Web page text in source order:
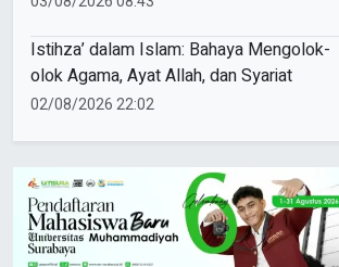
Istihza’ dalam Islam: Bahaya Mengolok-
olok Agama, Ayat Allah, dan Syariat
02/08/2026 22:02